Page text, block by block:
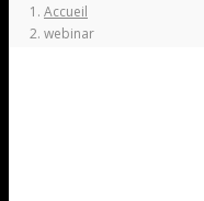
Accueil
webinar